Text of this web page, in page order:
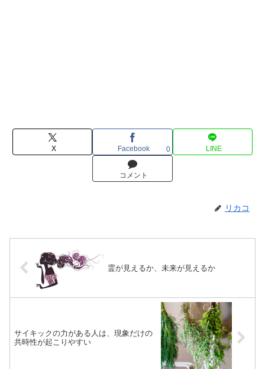
X Facebook 0 LINE
コメント
リカコ
霊が見えるか、未来が見えるか
サイキックの力がある人は、現象だけの
共時性が起こりやすい